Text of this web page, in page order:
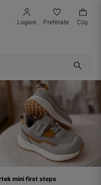
Logare Preferate Coş
mini first steps